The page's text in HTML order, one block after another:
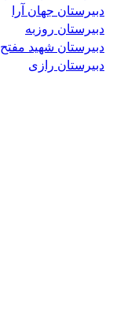
دبیرستان جهان آرا
دبیرستان روزبه
دبیرستان شهید مفتح
دبیرستان رازی